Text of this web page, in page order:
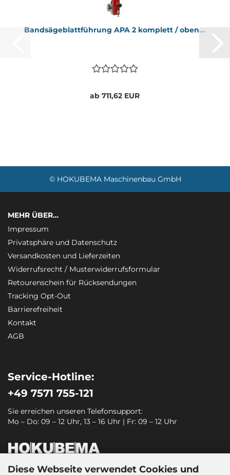
Diese Webseite verwendet Cookies und
Band­sä­ge­blatt­füh­rung APA 2 kom­plett / oben...
ab 711,62 EUR
© HOKUBEMA Maschinenbau GmbH
MEHR ÜBER…
Impressum
Privatsphäre und Datenschutz
Versandkosten und Lieferzeiten
Widerrufsrecht / Musterwiderrufsformular
Retourenschein für Rücksendungen
Tracking Opt-Out
Barrierefreiheit
Kontakt
AGB
Service-Hotline:
+49 7571 755-121
Sie erreichen unseren Telefonsupport:
Mo – Do: 09 – 12 Uhr, 13 – 16 Uhr | Fr: 09 – 12 Uhr
HOKUBEMA Maschinenbau GmbH